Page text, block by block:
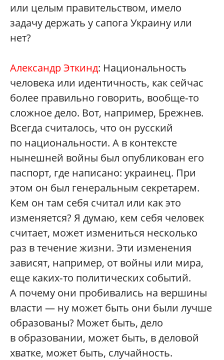
или целым правительством, имело
задачу держать у сапога Украину или
нет?
Александр Эткинд: Национальность
человека или идентичность, как сейчас
более правильно говорить, вообще‑то
сложное дело. Вот, например, Брежнев.
Всегда считалось, что он русский
по национальности. А в контексте
нынешней войны был опубликован его
паспорт, где написано: украинец. При
этом он был генеральным секретарем.
Кем он там себя считал или как это
изменяется? Я думаю, кем себя человек
считает, может измениться несколько
раз в течение жизни. Эти изменения
зависят, например, от войны или мира,
еще каких‑то политических событий.
А почему они пробивались на вершины
власти — ну может быть они были лучше
образованы? Может быть, дело
в образовании, может быть, в деловой
хватке, может быть, случайность.